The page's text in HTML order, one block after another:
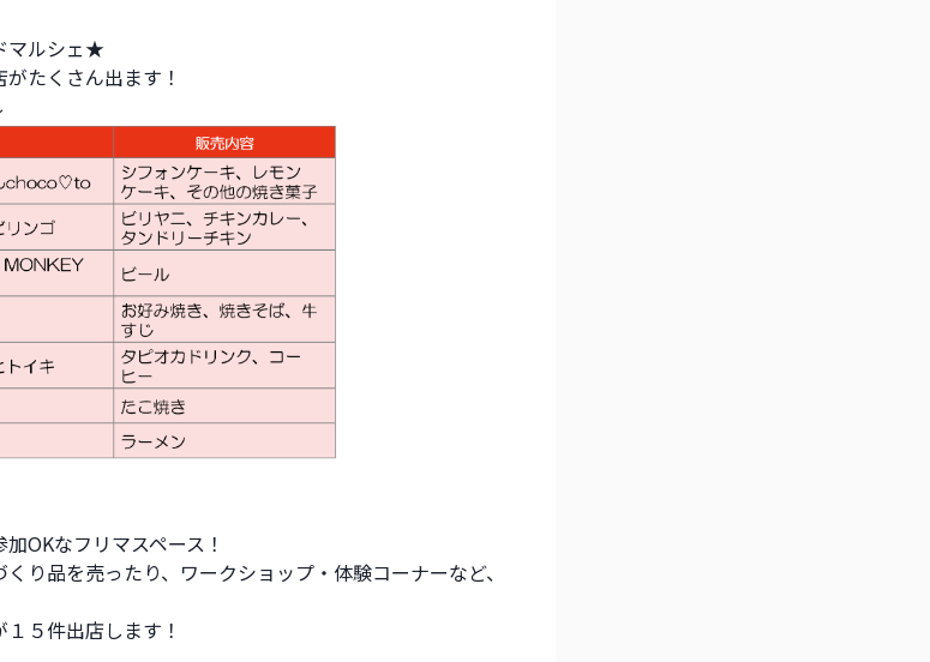
マルシェ★
たくさん出ます！
OKなフリマスペース！
り品を売ったり、ワークショップ・体験コーナーなど、
５件出店します！